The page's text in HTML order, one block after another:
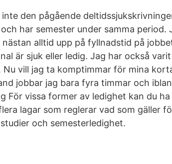
den pågående
har semester under samma period.
alltid upp på fyllnadstid på
är sjuk eller ledig. Jag har också
vill jag ta komptimmar för mina
jobbar jag bara fyra timmar och
För vissa former av ledighet kan du
lagar som reglerar vad som gäller
och semesterledighet.